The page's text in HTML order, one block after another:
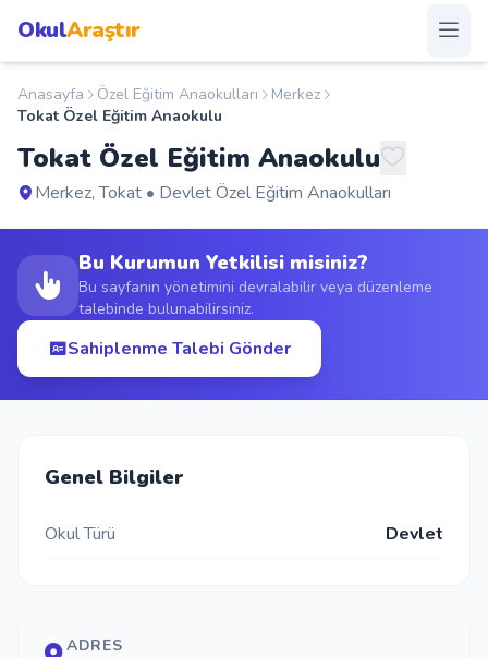
OkulAraştır
Anasayfa
Okullar
Şehirler
Kampanyalar
Duyurular
Blog
İletişim
Anasayfa Özel Eğitim Anaokulları
Merkez
Tokat Özel Eğitim Anaokulu
Tokat Özel Eğitim Anaokulu
Merkez, Tokat • Devlet Özel Eğitim Anaokulları
Bu Kurumun Yetkilisi misiniz?
Bu sayfanın yönetimini devralabilir veya düzenleme
talebinde bulunabilirsiniz.
Sahiplenme Talebi Gönder
Genel Bilgiler
Okul Türü Devlet
ADRES